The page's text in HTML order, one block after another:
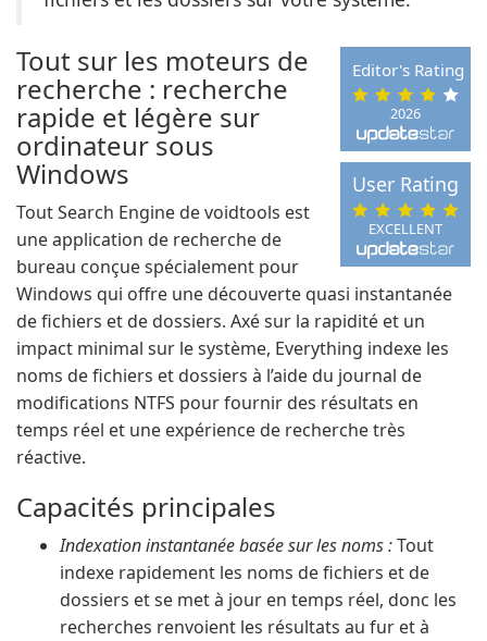
2026
Editor's Rating
EXCELLENT
User Rating
Tout sur les moteurs de
recherche : recherche
rapide et légère sur
ordinateur sous
Windows
Tout Search Engine de voidtools est
une application de recherche de
bureau conçue spécialement pour
Windows qui offre une découverte quasi instantanée
de fichiers et de dossiers. Axé sur la rapidité et un
impact minimal sur le système, Everything indexe les
noms de fichiers et dossiers à l’aide du journal de
modifications NTFS pour fournir des résultats en
temps réel et une expérience de recherche très
réactive.
Capacités principales
Indexation instantanée basée sur les noms :Tout
indexe rapidement les noms de fichiers et de
dossiers et se met à jour en temps réel, donc les
recherches renvoient les résultats au fur et à